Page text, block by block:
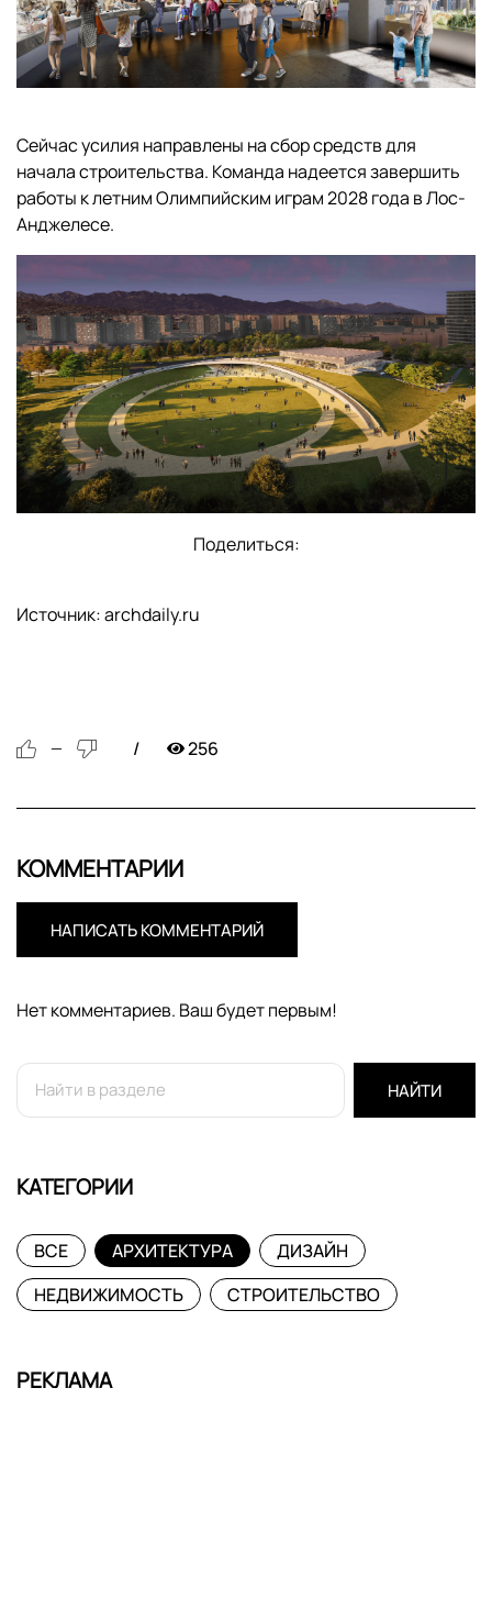
Сейчас усилия направлены на сбор средств для
начала строительства. Команда надеется завершить
работы к летним Олимпийским играм 2028 года в Лос-
Анджелесе.
Поделиться:
Источник: archdaily.ru
— 256
КОММЕНТАРИИ
НАПИСАТЬ КОММЕНТАРИЙ
Нет комментариев. Ваш будет первым!
НАЙТИ
КАТЕГОРИИ
ВСЕ АРХИТЕКТУРА
ДИЗАЙН
НЕДВИЖИМОСТЬ
СТРОИТЕЛЬСТВО
РЕКЛАМА